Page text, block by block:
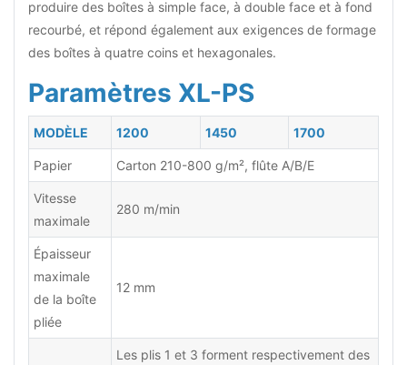
produire des boîtes à simple face, à double face et à fond
recourbé, et répond également aux exigences de formage
des boîtes à quatre coins et hexagonales.
Paramètres XL-PS
MODÈLE 1200 1450 1700
Papier Carton 210-800 g/m², flûte A/B/E
Vitesse
maximale
280 m/min
Épaisseur
maximale
de la boîte
pliée
12 mm
Les plis 1 et 3 forment respectivement des